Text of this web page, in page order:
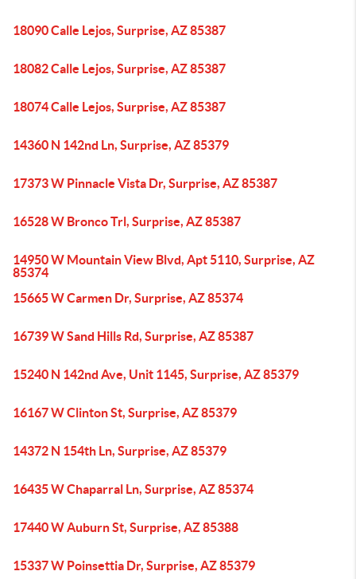
18090 Calle Lejos, Surprise, AZ 85387
18082 Calle Lejos, Surprise, AZ 85387
18074 Calle Lejos, Surprise, AZ 85387
14360 N 142nd Ln, Surprise, AZ 85379
17373 W Pinnacle Vista Dr, Surprise, AZ 85387
16528 W Bronco Trl, Surprise, AZ 85387
14950 W Mountain View Blvd, Apt 5110, Surprise, AZ
85374
15665 W Carmen Dr, Surprise, AZ 85374
16739 W Sand Hills Rd, Surprise, AZ 85387
15240 N 142nd Ave, Unit 1145, Surprise, AZ 85379
16167 W Clinton St, Surprise, AZ 85379
14372 N 154th Ln, Surprise, AZ 85379
16435 W Chaparral Ln, Surprise, AZ 85374
17440 W Auburn St, Surprise, AZ 85388
15337 W Poinsettia Dr, Surprise, AZ 85379